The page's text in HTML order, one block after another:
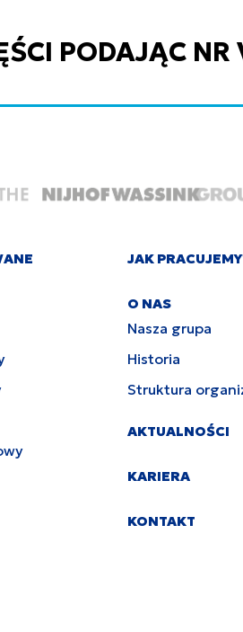
PODAJĄC NR
JAK
O NAS
Nasza grupa
Historia
Struktura
AKTUALNOŚCI
KARIERA
KONTAKT